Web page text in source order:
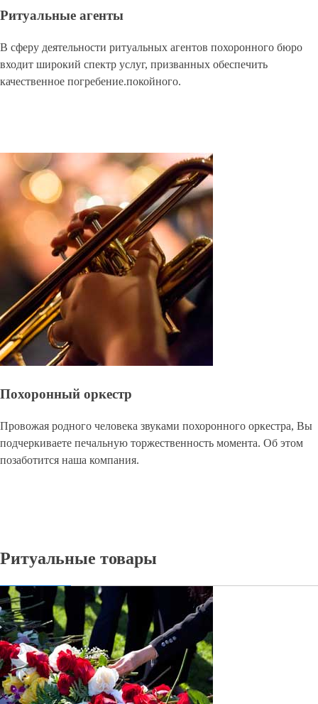
Ритуальные агенты
В сферу деятельности ритуальных агентов похоронного бюро
входит широкий спектр услуг, призванных обеспечить
качественное погребение.покойного.
Похоронный оркестр
Провожая родного человека звуками похоронного оркестра, Вы
подчеркиваете печальную торжественность момента. Об этом
позаботится наша компания.
Ритуальные товары